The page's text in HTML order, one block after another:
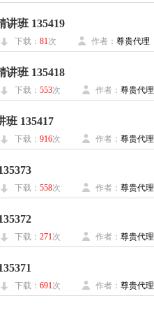
讲班 135419
下载： 81次 作者： 尊贵代理
讲班 135418
下载： 553次 作者： 尊贵代理
班 135417
下载： 916次 作者： 尊贵代理
下载： 558次 作者： 尊贵代理
下载： 271次 作者： 尊贵代理
下载： 691次 作者： 尊贵代理